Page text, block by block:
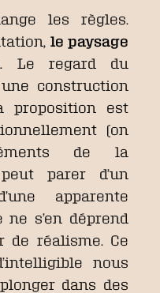
les règles.
le paysage
. Le regard du
construction
proposition est
(on
de la
parer d’un
apparente
s’en déprend
de réalisme. Ce
nous
dans des